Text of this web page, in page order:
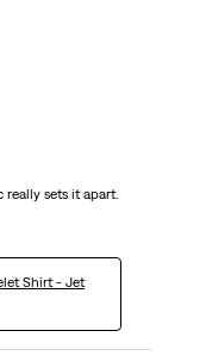
really sets it apart.
Shirt - Jet